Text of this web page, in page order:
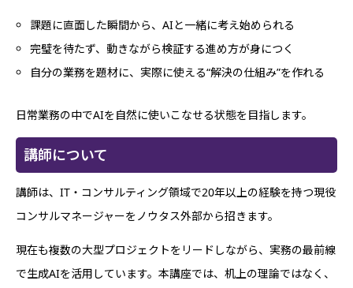
課題に直面した瞬間から、AIと一緒に考え始められる
完璧を待たず、動きながら検証する進め方が身につく
自分の業務を題材に、実際に使える“解決の仕組み”を作れる
日常業務の中でAIを自然に使いこなせる状態を目指します。
講師について
講師は、IT・コンサルティング領域で20年以上の経験を持つ現役
コンサルマネージャーをノウタス外部から招きます。
現在も複数の大型プロジェクトをリードしながら、実務の最前線
で生成AIを活用しています。本講座では、机上の理論ではなく、